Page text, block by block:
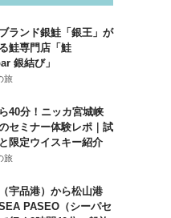
ランド銀鮭「銀王」が
鮭専門店「鮭
銀結び」
旅
40分！ニッカ宮城峡
セミナー体験レポ｜試
限定ウイスキー紹介
旅
宇品港）から松山港
PASEO（シーパセ